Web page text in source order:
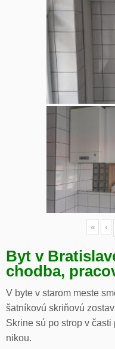
« ‹
Byt v
chodba,
V byte v starom meste
šatníkovú skriňovú
Skrine sú po strop v
nikou.